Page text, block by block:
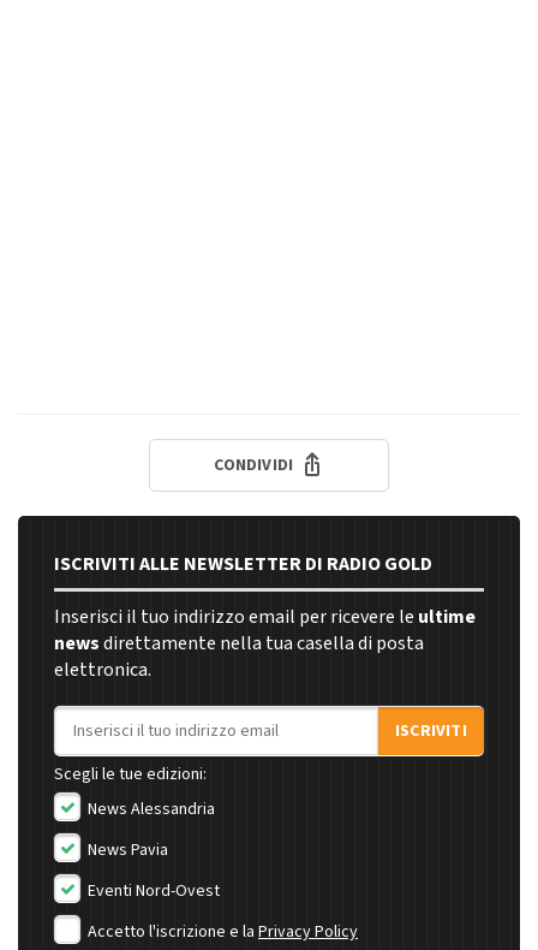
CONDIVIDI
ISCRIVITI ALLE NEWSLETTER DI RADIO GOLD
Inserisci il tuo indirizzo email per ricevere le ultime
newsdirettamente nella tua casella di posta
elettronica.
Indirizzo email
ISCRIVITI
Scegli le tue edizioni:
News Alessandria
News Pavia
Eventi Nord-Ovest
Accetto l'iscrizione e la Privacy Policy